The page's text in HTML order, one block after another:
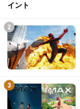
イント